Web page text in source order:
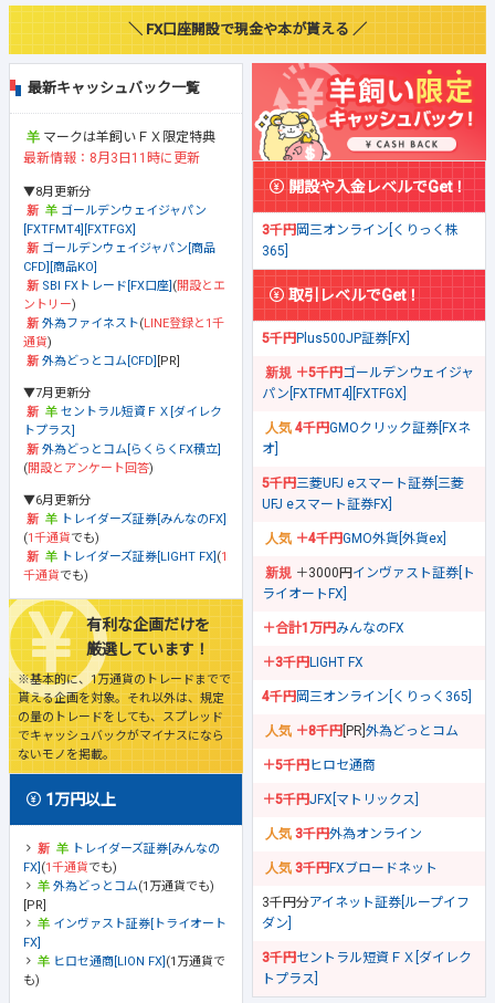
＼ FX口座開設で現金や本が貰える ／
最新キャッシュバック一覧
マークは羊飼いＦＸ限定特典
最新情報：8月3日11時に更新
▼8月更新分
ゴールデンウェイジャパン
[FXTFMT4][FXTFGX]
ゴールデンウェイジャパン[商品
CFD][商品KO]
SBI FXトレード[FX口座] (開設とエ
ントリー)
外為ファイネスト(LINE登録と1千
通貨)
外為どっとコム[CFD] [PR]
▼7月更新分
セントラル短資ＦＸ[ダイレク
トプラス]
外為どっとコム[らくらくFX積立]
(開設とアンケート回答)
▼6月更新分
トレイダーズ証券[みんなのFX]
(1千通貨でも)
トレイダーズ証券[LIGHT FX] (1
千通貨でも)
有利な企画だけを
厳選しています！
※基本的に、1万通貨のトレードまでで
貰える企画を対象。それ以外は、規定
の量のトレードをしても、スプレッド
でキャッシュバックがマイナスになら
ないモノを掲載。
1万円以上
トレイダーズ証券[みんなの
FX] (1千通貨でも)
外為どっとコム(1万通貨でも)
[PR]
インヴァスト証券[トライオート
FX]
ヒロセ通商[LION FX] (1万通貨で
も)
開設や入金レベルでGet！
3千円岡三オンライン[くりっく株
365]
取引レベルでGet！
5千円Plus500JP証券[FX]
＋5千円ゴールデンウェイジャ
パン[FXTFMT4][FXTFGX]
4千円GMOクリック証券[FXネ
オ]
5千円三菱UFJ eスマート証券[三菱
UFJ eスマート証券FX]
＋4千円GMO外貨[外貨ex]
＋3000円 インヴァスト証券[ト
ライオートFX]
＋合計1万円みんなのFX
＋3千円LIGHT FX
4千円岡三オンライン[くりっく365]
＋8千円 [PR] 外為どっとコム
＋5千円ヒロセ通商
＋5千円JFX[マトリックス]
3千円外為オンライン
3千円FXブロードネット
3千円分アイネット証券[ループイフ
ダン]
3千円セントラル短資ＦＸ[ダイレク
トプラス]